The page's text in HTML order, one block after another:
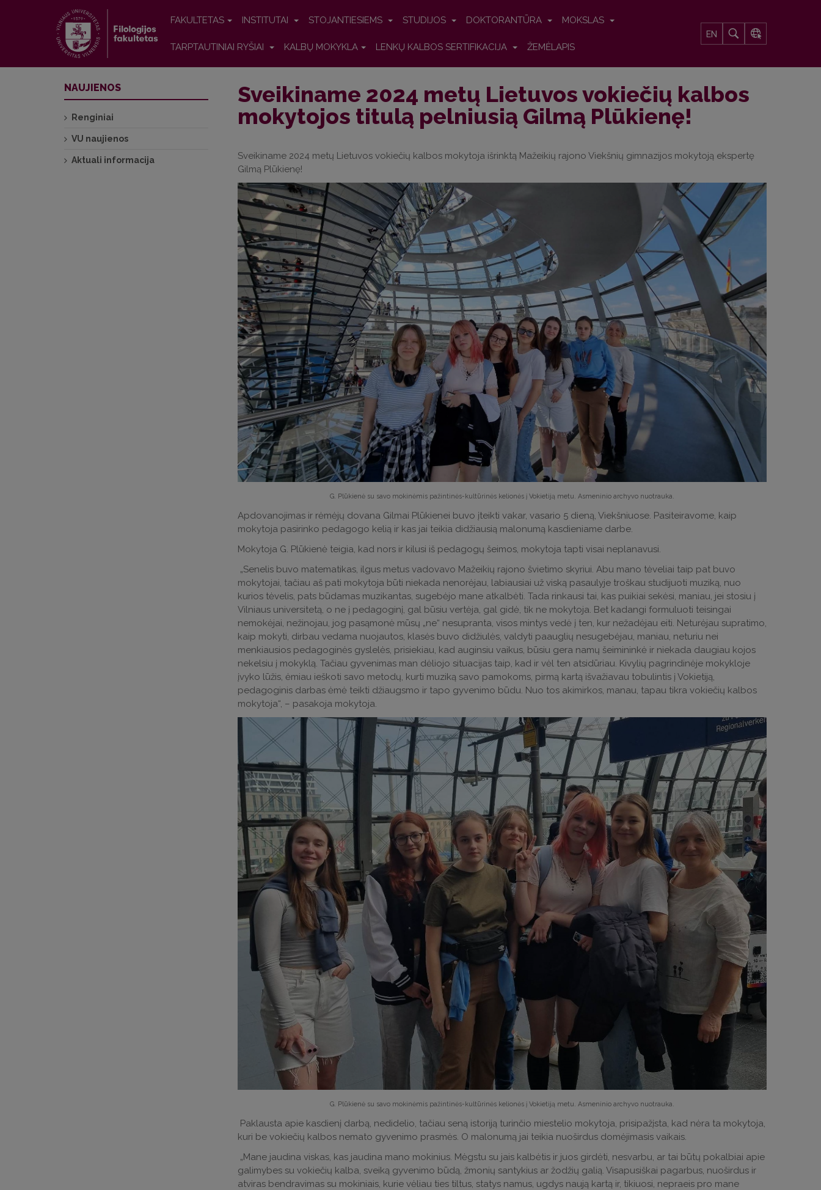
FAKULTETAS INSTITUTAI STOJANTIESIEMS STUDIJOS DOKTORANTŪRA MOKSLAS
TARPTAUTINIAI RYŠIAI KALBŲ MOKYKLA LENKŲ KALBOS SERTIFIKACIJA ŽEMĖLAPIS
EN
Sveikiname 2024 metų Lietuvos vokiečių kalbos
mokytojos titulą pelniusią Gilmą Plūkienę!
Sveikiname 2024 metų Lietuvos vokiečių kalbos mokytoja išrinktą Mažeikių rajono Viekšnių gimnazijos mokytoją ekspertę
Gilmą Plūkienę!
G. Plūkienė su savo mokinėmis pažintinės-kultūrinės kelionės į Vokietiją metu. Asmeninio archyvo nuotrauka.
Apdovanojimas ir rėmėjų dovana Gilmai Plūkienei buvo įteikti vakar, vasario 5 dieną, Viekšniuose. Pasiteiravome, kaip
mokytoja pasirinko pedagogo kelią ir kas jai teikia didžiausią malonumą kasdieniame darbe.
Mokytoja G. Plūkienė teigia, kad nors ir kilusi iš pedagogų šeimos, mokytoja tapti visai neplanavusi.
„Senelis buvo matematikas, ilgus metus vadovavo Mažeikių rajono švietimo skyriui. Abu mano tėveliai taip pat buvo
mokytojai, tačiau aš pati mokytoja būti niekada nenorėjau, labiausiai už viską pasaulyje troškau studijuoti muziką, nuo
kurios tėvelis, pats būdamas muzikantas, sugebėjo mane atkalbėti. Tada rinkausi tai, kas puikiai sekėsi, maniau, jei stosiu į
Vilniaus universitetą, o ne į pedagoginį, gal būsiu vertėja, gal gidė, tik ne mokytoja. Bet kadangi formuluoti teisingai
nemokėjai, nežinojau, jog pasąmonė mūsų „ne“ nesupranta, visos mintys vedė į ten, kur nežadėjau eiti. Neturėjau supratimo,
kaip mokyti, dirbau vedama nuojautos, klasės buvo didžiulės, valdyti paauglių nesugebėjau, maniau, neturiu nei
menkiausios pedagoginės gyslelės, prisiekiau, kad auginsiu vaikus, būsiu gera namų šeimininkė ir niekada daugiau kojos
nekelsiu į mokyklą. Tačiau gyvenimas man dėliojo situacijas taip, kad ir vėl ten atsidūriau. Kivylių pagrindinėje mokykloje
įvyko lūžis, ėmiau ieškoti savo metodų, kurti muziką savo pamokoms, pirmą kartą išvažiavau tobulintis į Vokietiją,
pedagoginis darbas ėmė teikti džiaugsmo ir tapo gyvenimo būdu. Nuo tos akimirkos, manau, tapau tikra vokiečių kalbos
mokytoja“, – pasakoja mokytoja.
G. Plūkienė su savo mokinėmis pažintinės-kultūrinės kelionės į Vokietiją metu. Asmeninio archyvo nuotrauka.
Paklausta apie kasdienį darbą, nedidelio, tačiau seną istoriją turinčio miestelio mokytoja, prisipažįsta, kad nėra ta mokytoja,
kuri be vokiečių kalbos nemato gyvenimo prasmės. O malonumą jai teikia nuoširdus domėjimasis vaikais.
„Mane jaudina viskas, kas jaudina mano mokinius. Mėgstu su jais kalbėtis ir juos girdėti, nesvarbu, ar tai būtų pokalbiai apie
galimybes su vokiečių kalba, sveiką gyvenimo būdą, žmonių santykius ar žodžių galią. Visapusiškai pagarbus, nuoširdus ir
atviras bendravimas su mokiniais, kurie vėliau ties tiltus, statys namus, ugdys naują kartą ir, tikiuosi, nepraeis pro mane
NAUJIENOS
Renginiai
VU naujienos
Aktuali informacija